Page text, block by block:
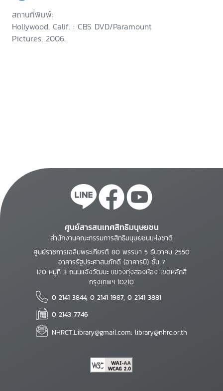
สถานที่พิมพ์:
Hollywood, Calif. : CBS DVD/Paramount
Pictures, 2006.
ศูนย์สารสนเทศสิทธิมนุษยชน
สำนักงานคณะกรรมการสิทธิมนุษยชนแห่งชาติ
ศูนย์ราชการเฉลิมพระเกียรติ 80 พรรษา 5 ธันวาคม 2550
อาคารรัฐประศาสนภักดี (อาคารบี) ชั้น 7
120 หมู่ที่ 3 ถนนแจ้งวัฒนะ แขวงทุ่งสองห้อง เขตหลักสี่
กรุงเทพฯ 10210
0 2141 3844, 0 2141 1987, 0 2141 3881
0 2143 7746
NHRCT.Library@gmail.com; library@nhrc.or.th